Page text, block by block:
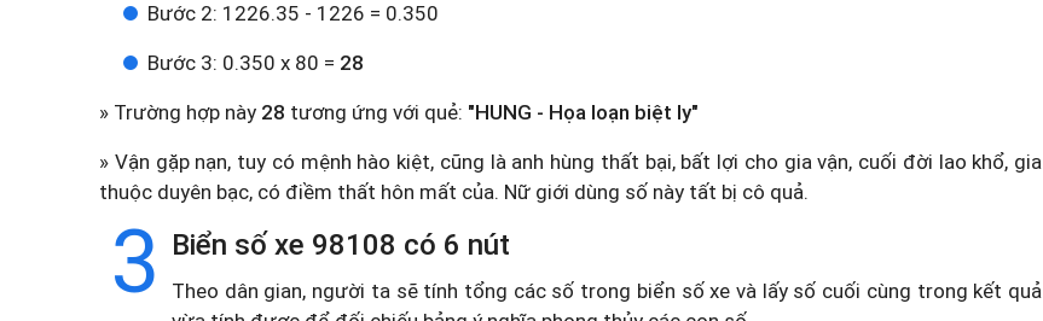
Bước 2: 1226.35 - 1226 = 0.350
Bước 3: 0.350 x 80 = 28
» Trường hợp này 28 tương ứng với quẻ: "HUNG - Họa loạn biệt ly"
» Vận gặp nạn, tuy có mệnh hào kiệt, cũng là anh hùng thất bại, bất lợi cho gia vận, cuối đời lao khổ, gia
thuộc duyên bạc, có điềm thất hôn mất của. Nữ giới dùng số này tất bị cô quả.
3 Biển số xe 98108 có 6 nút
Theo dân gian, người ta sẽ tính tổng các số trong biển số xe và lấy số cuối cùng trong kết quả